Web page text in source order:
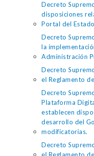
Decreto
disposiciones
Portal del
Decreto
la
Administración
Decreto
el Reglamento
Decreto
Plataforma
establecen
desarrollo del
modificatorias.
Decreto